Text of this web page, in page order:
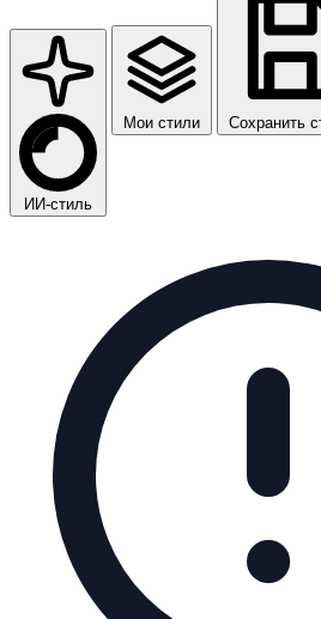
ИИ-стиль
Мои стили Сохранить